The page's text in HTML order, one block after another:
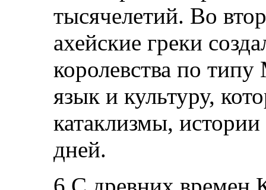
тысячелетий. Во
ахейские греки
королевства по
язык и культуру,
катаклизмы,
дней.